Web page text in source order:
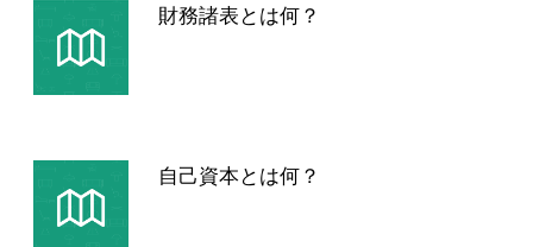
財務諸表とは何？
自己資本とは何？